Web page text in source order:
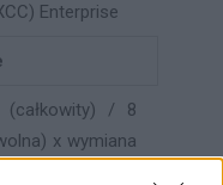
Enterprise
(całkowity) / 8
x wymiana